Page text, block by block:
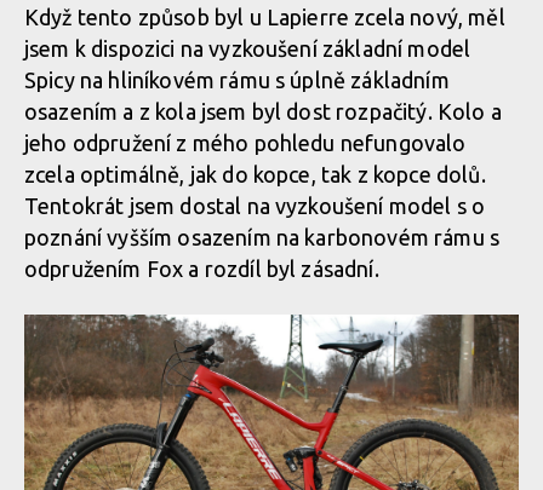
Čep dělící řetezovou vzpěru je zajištěn ségrovkou
Čep dělící řetezovou vzpěru je zajištěn ségrovkou
Čep dělící řetezovou vzpěru je zajištěn ségrovkou
Čep dělící řetezovou vzpěru je zajištěn ségrovkou
Když tento způsob byl u Lapierre zcela nový, měl
jsem k dispozici na vyzkoušení základní model
Spicy na hliníkovém rámu s úplně základním
osazením a z kola jsem byl dost rozpačitý. Kolo a
jeho odpružení z mého pohledu nefungovalo
zcela optimálně, jak do kopce, tak z kopce dolů.
Tentokrát jsem dostal na vyzkoušení model s o
poznání vyšším osazením na karbonovém rámu s
odpružením Fox a rozdíl byl zásadní.